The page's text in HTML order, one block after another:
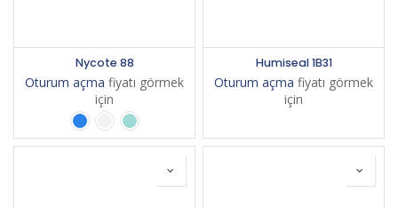
Nycote 88
Oturum açma fiyatı görmek
için
Humiseal 1B31
Oturum açma fiyatı görmek
için